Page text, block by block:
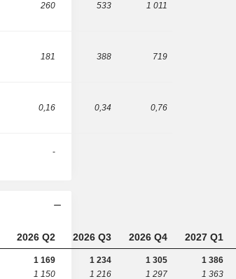
260 533 1 011
181 388 719
0,16 0,34 0,76
-
2026 Q2 2026 Q3 2026 Q4 2027 Q1
1 169
1 150
1 234
1 216
1 305
1 297
1 386
1 363